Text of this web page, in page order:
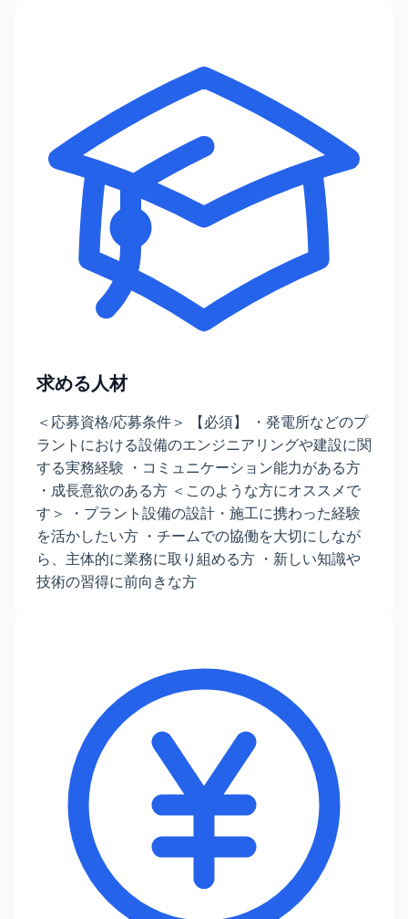
求める人材
＜応募資格/応募条件＞ 【必須】 ・発電所などのプ
ラントにおける設備のエンジニアリングや建設に関
する実務経験 ・コミュニケーション能力がある方
・成長意欲のある方 ＜このような方にオススメで
す＞ ・プラント設備の設計・施工に携わった経験
を活かしたい方 ・チームでの協働を大切にしなが
ら、主体的に業務に取り組める方 ・新しい知識や
技術の習得に前向きな方